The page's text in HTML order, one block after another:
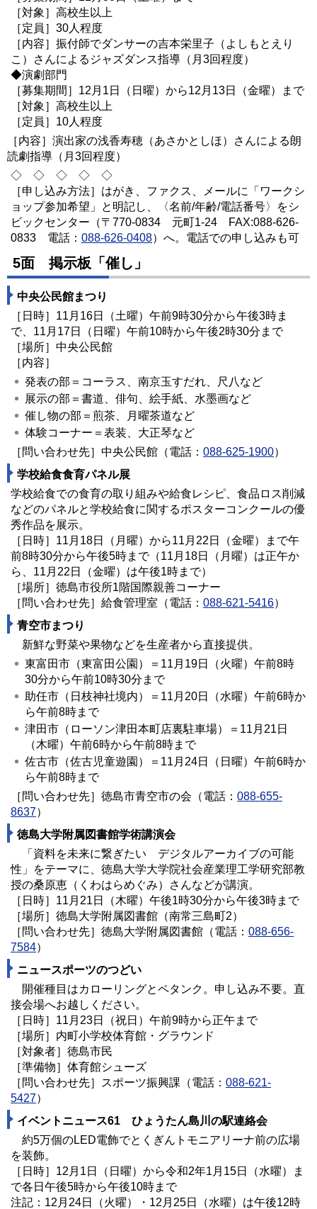
［対象］高校生以上
［定員］30人程度
［内容］振付師でダンサーの吉本栄里子（よしもとえり
こ）さんによるジャズダンス指導（月3回程度）
◆演劇部門
［募集期間］12月1日（日曜）から12月 13日（金曜）まで
［対象］高校生以上
［定員］10人程度
［内容］演出家の浅香寿穂（あさかとしほ）さんによる朗
読劇指導（月3回程度）
◇ ◇ ◇ ◇ ◇
［申し込み方法］はがき、ファクス、メールに「ワークシ
ョップ参加希望」と明記し、〈名前/年齢/電話番号〉をシ
ビックセンター（〒770-0834 元町1-24 FAX:088-626-
0833 電話： 088-626-0408）へ。電話での申し込みも可
5面 掲示板「催し」
中央公民館まつり
［日時］11月16日（土曜）午前9時30分から午後3時ま
で、 11月 17日（日曜）午前10時から午後2時30分まで
［場所］中央公民館
［内容］
発表の部＝コーラス、南京玉すだれ、尺八など
展示の部＝書道、俳句、絵手紙、水墨画など
催し物の部＝煎茶、月曜茶道など
体験コーナー＝表装、大正琴など
［問い合わせ先］中央公民館（電話： 088-625-1900）
学校給食食育パネル展
学校給食での食育の取り組みや給食レシピ、食品ロス削減
などのパネルと学校給食に関するポスターコンクールの優
秀作品を展示。
［日時］11月18日（月曜）から11月 22日（金曜）まで午
前8時30分から午後5時まで（11月 18日（月曜）は正午か
ら、 11月 22日（金曜）は午後1時まで）
［場所］徳島市役所1階国際親善コーナー
［問い合わせ先］給食管理室（電話： 088-621-5416）
青空市まつり
新鮮な野菜や果物などを生産者から直接提供。
東富田市（東富田公園）＝11月19日（火曜）午前8時
30分から午前10時30分まで
助任市（日枝神社境内）＝11月20日（水曜）午前6時か
ら午前8時まで
津田市（ローソン津田本町店裏駐車場）＝11月21日
（木曜）午前6時から午前8時まで
佐古市（佐古児童遊園）＝11月24日（日曜）午前6時か
ら午前8時まで
［問い合わせ先］徳島市青空市の会（電話： 088-655-
8637）
徳島大学附属図書館学術講演会
「資料を未来に繋ぎたい デジタルアーカイブの可能
性」をテーマに、徳島大学大学院社会産業理工学研究部教
授の桑原恵（くわはらめぐみ）さんなどが講演。
［日時］11月21日（木曜）午後1時30分から午後3時まで
［場所］徳島大学附属図書館（南常三島町2）
［問い合わせ先］徳島大学附属図書館（電話： 088-656-
7584）
ニュースポーツのつどい
開催種目はカローリングとペタンク。申し込み不要。直
接会場へお越しください。
［日時］11月23日（祝日）午前9時から正午まで
［場所］内町小学校体育館・グラウンド
［対象者］徳島市民
［準備物］体育館シューズ
［問い合わせ先］スポーツ振興課（電話： 088-621-
5427）
イベントニュース61 ひょうたん島川の駅連絡会
約5万個のLED電飾でとくぎんトモニアリーナ前の広場
を装飾。
［日時］12月1日（日曜）から令和2年1月15日（水曜）ま
で各日午後5時から午後10時まで
注記：12月24日（火曜）・ 12月 25日（水曜）は午後12時